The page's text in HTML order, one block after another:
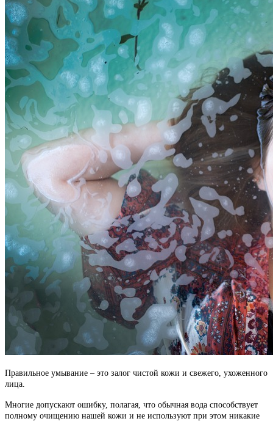
Правильное умывание – это залог чистой кожи и свежего, ухоженного
лица.
Многие допускают ошибку, полагая, что обычная вода способствует
полному очищению нашей кожи и не используют при этом никакие